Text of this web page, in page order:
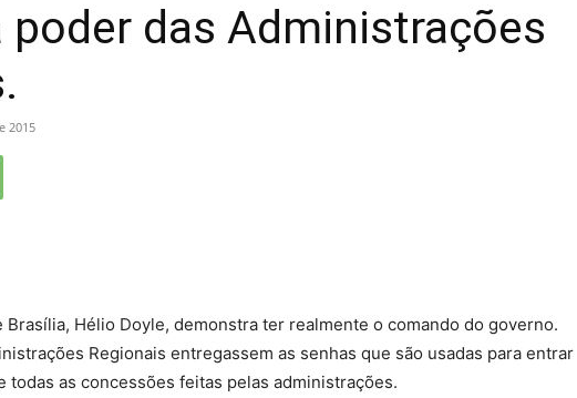
DF
poder das Administrações
2015
Hélio Doyle, demonstra ter realmente o comando do governo.
Regionais entregassem as senhas que são usadas para entrar
todas as concessões feitas pelas administrações.